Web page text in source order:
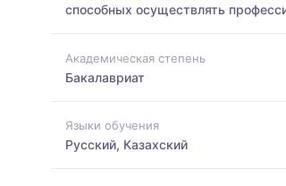
способных осуществлять
Академическая степень
Бакалавриат
Языки обучения
Русский, Казахский